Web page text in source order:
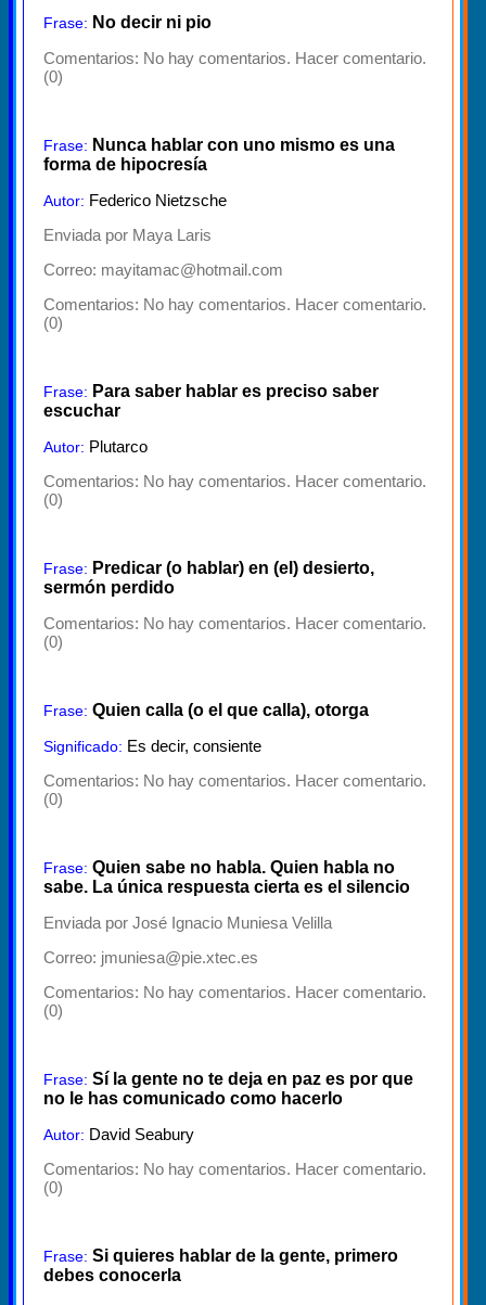
Frase: No decir ni pio
Comentarios: No hay comentarios. Hacer comentario.
(0)
Frase: Nunca hablar con uno mismo es una
forma de hipocresía
Autor: Federico Nietzsche
Enviada por Maya Laris
Correo: mayitamac@hotmail.com
Comentarios: No hay comentarios. Hacer comentario.
(0)
Frase: Para saber hablar es preciso saber
escuchar
Autor: Plutarco
Comentarios: No hay comentarios. Hacer comentario.
(0)
Frase: Predicar (o hablar) en (el) desierto,
sermón perdido
Comentarios: No hay comentarios. Hacer comentario.
(0)
Frase: Quien calla (o el que calla), otorga
Significado: Es decir, consiente
Comentarios: No hay comentarios. Hacer comentario.
(0)
Frase: Quien sabe no habla. Quien habla no
sabe. La única respuesta cierta es el silencio
Enviada por José Ignacio Muniesa Velilla
Correo: jmuniesa@pie.xtec.es
Comentarios: No hay comentarios. Hacer comentario.
(0)
Frase: Sí la gente no te deja en paz es por que
no le has comunicado como hacerlo
Autor: David Seabury
Comentarios: No hay comentarios. Hacer comentario.
(0)
Frase: Si quieres hablar de la gente, primero
debes conocerla